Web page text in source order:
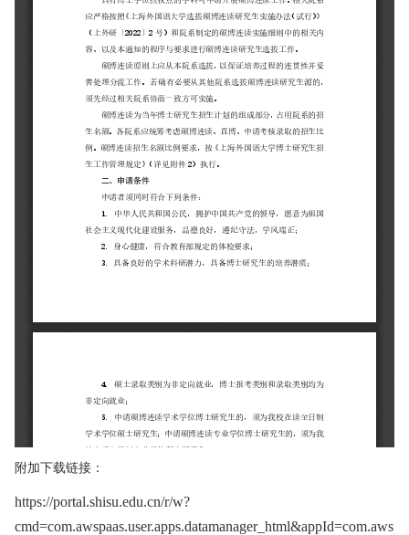
附加下载链接：
https://portal.shisu.edu.cn/r/w?